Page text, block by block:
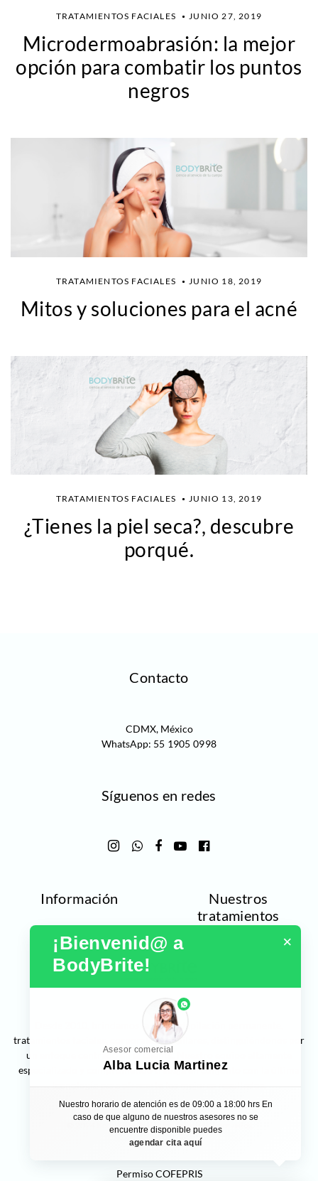
TRATAMIENTOS FACIALES JUNIO 27, 2019
Microdermoabrasión: la mejor
opción para combatir los puntos
negros
TRATAMIENTOS FACIALES JUNIO 18, 2019
Mitos y soluciones para el acné
TRATAMIENTOS FACIALES JUNIO 13, 2019
¿Tienes la piel seca?, descubre
porqué.
Desde 2010, brindamos la mejor
tratamientos faciales, corporales y capilares,
distinguiéndonos por
un enfoque centrado en el cliente. Nuestro equipo altamente
especializado y comprometido trabaja en conjunto con la última
tecnología para ofrecerte los mejores resultados.
© 2024 BodyBrite. Todos los derechos reservados
Permiso COFEPRIS
Información
Nuestros
tratamientos
Contacto
CDMX, México
WhatsApp: 55 1905 0998‬
Síguenos en redes
×
¡Bienvenid@ a
BodyBrite!
phone
Asesor comercial
Alba Lucia Martinez
Nuestro horario de atención es de 09:00 a 18:00 hrs En
caso de que alguno de nuestros asesores no se
encuentre disponible puedes
agendar cita aquí